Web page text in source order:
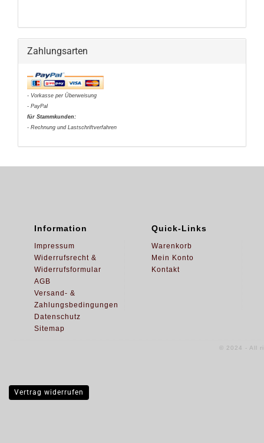
Zahlungsarten
- Vorkasse per Überweisung
- PayPal
für Stammkunden:
- Rechnung und Lastschriftverfahren
Information
Impressum
Widerrufsrecht &
Widerrufsformular
AGB
Versand- &
Zahlungsbedingungen
Datenschutz
Sitemap
Quick-Links
Warenkorb
Mein Konto
Kontakt
© 2024 - All
Vertrag widerrufen